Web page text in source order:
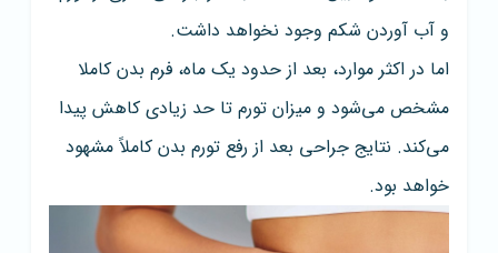
و آب آوردن شکم وجود نخواهد داشت.
اما در اکثر موارد، بعد از حدود یک ماه، فرم بدن کاملا
مشخص می‌شود و میزان تورم تا حد زیادی کاهش پیدا
می‌کند. نتایج جراحی بعد از رفع تورم بدن کاملاً مشهود
خواهد بود.